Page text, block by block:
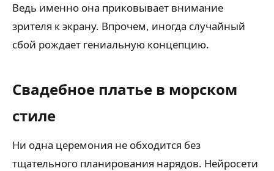
Ведь именно она приковывает внимание
зрителя к экрану. Впрочем, иногда случайный
сбой рождает гениальную концепцию.
Свадебное платье в морском
стиле
Ни одна церемония не обходится без
тщательного планирования нарядов. Нейросети